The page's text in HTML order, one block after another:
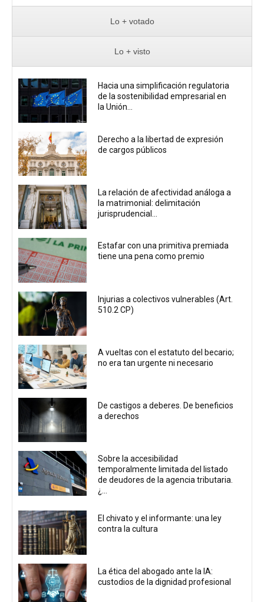
Lo + votado
Lo + visto
Hacia una simplificación regulatoria
de la sostenibilidad empresarial en
la Unión...
Derecho a la libertad de expresión
de cargos públicos
La relación de afectividad análoga a
la matrimonial: delimitación
jurisprudencial...
Estafar con una primitiva premiada
tiene una pena como premio
Injurias a colectivos vulnerables (Art.
510.2 CP)
A vueltas con el estatuto del becario;
no era tan urgente ni necesario
De castigos a deberes. De beneficios
a derechos
Sobre la accesibilidad
temporalmente limitada del listado
de deudores de la agencia tributaria.
¿...
El chivato y el informante: una ley
contra la cultura
La ética del abogado ante la IA:
custodios de la dignidad profesional